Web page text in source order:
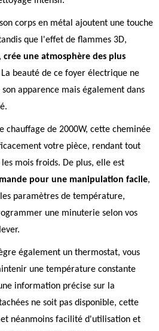
corps en métal ajoutent une touche
que l'effet de flammes 3D,
crée une atmosphère des plus
La beauté de ce foyer électrique ne
apparence mais également dans
chauffage de 2000W, cette cheminée
votre pièce, rendant tout
mois froids. De plus, elle est
pour une manipulation facile,
paramètres de température,
une minuterie selon vos
également un thermostat, vous
une température constante
information précise sur la
ne soit pas disponible, cette
néanmoins facilité d'utilisation et